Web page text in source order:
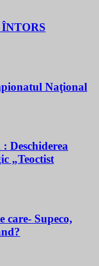
Naţional
Deschiderea
„Teoctist
Supeco,